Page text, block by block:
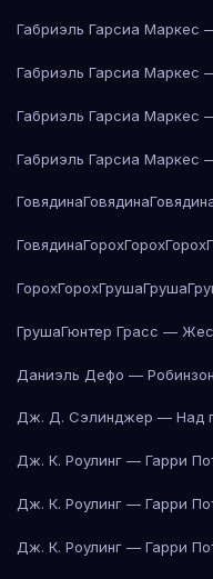
Габриэль Гарсиа Маркес
Габриэль Гарсиа Маркес
Габриэль Гарсиа Маркес
Габриэль Гарсиа Маркес
ГовядинаГовядина
ГовядинаГорохГорохГорох
ГорохГорохГрушаГруша
ГрушаГюнтер Грасс —
Даниэль Дефо —
Дж. Д. Сэлинджер — Над
Дж. К. Роулинг — Гарри
Дж. К. Роулинг — Гарри
Дж. К. Роулинг — Гарри